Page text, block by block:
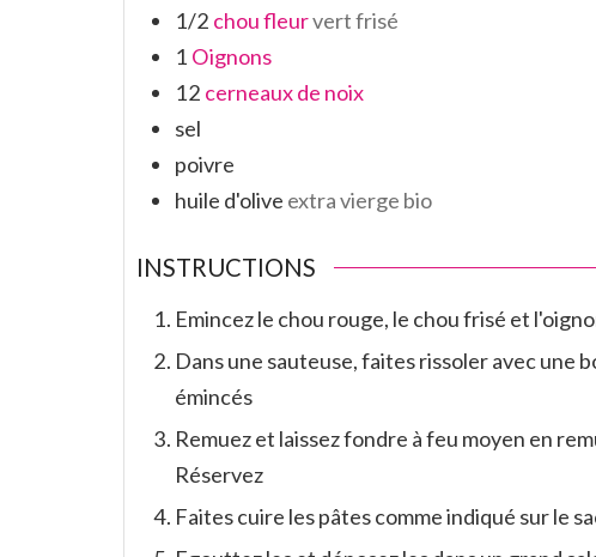
1/2 chou fleurvert frisé
1 Oignons
12 cerneaux de noix
sel
poivre
huile d'olive extra vierge bio
INSTRUCTIONS
Emincez le chou rouge, le chou frisé et
Dans une sauteuse, faites rissoler avec une
émincés
Remuez et laissez fondre à feu moyen en
Réservez
Faites cuire les pâtes comme indiqué sur le